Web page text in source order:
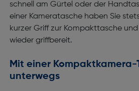
schnell am Gürtel oder der
einer Kameratasche haben Sie
kurzer Griff zur Kompakttasche
wieder griffbereit.
Mit einer Kompaktkamera-
unterwegs